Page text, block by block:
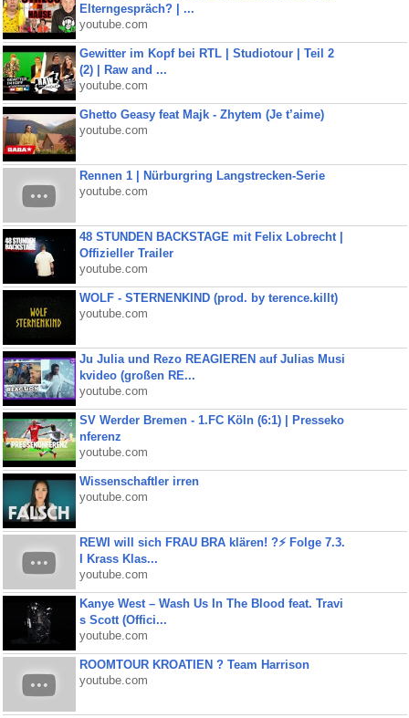
Elterngespräch? | ...
youtube.com
Gewitter im Kopf bei RTL | Studiotour | Teil 2
(2) | Raw and ...
youtube.com
Ghetto Geasy feat Majk - Zhytem (Je t’aime)
youtube.com
Rennen 1 | Nürburgring Langstrecken-Serie
youtube.com
48 STUNDEN BACKSTAGE mit Felix Lobrecht |
Offizieller Trailer
youtube.com
WOLF - STERNENKIND (prod. by terence.killt)
youtube.com
Ju Julia und Rezo REAGIEREN auf Julias Musi
kvideo (großen RE...
youtube.com
SV Werder Bremen - 1.FC Köln (6:1) | Presseko
nferenz
youtube.com
Wissenschaftler irren
youtube.com
REWI will sich FRAU BRA klären! ?⚡️ Folge 7.3.
I Krass Klas...
youtube.com
Kanye West – Wash Us In The Blood feat. Travi
s Scott (Offici...
youtube.com
ROOMTOUR KROATIEN ? Team Harrison
youtube.com